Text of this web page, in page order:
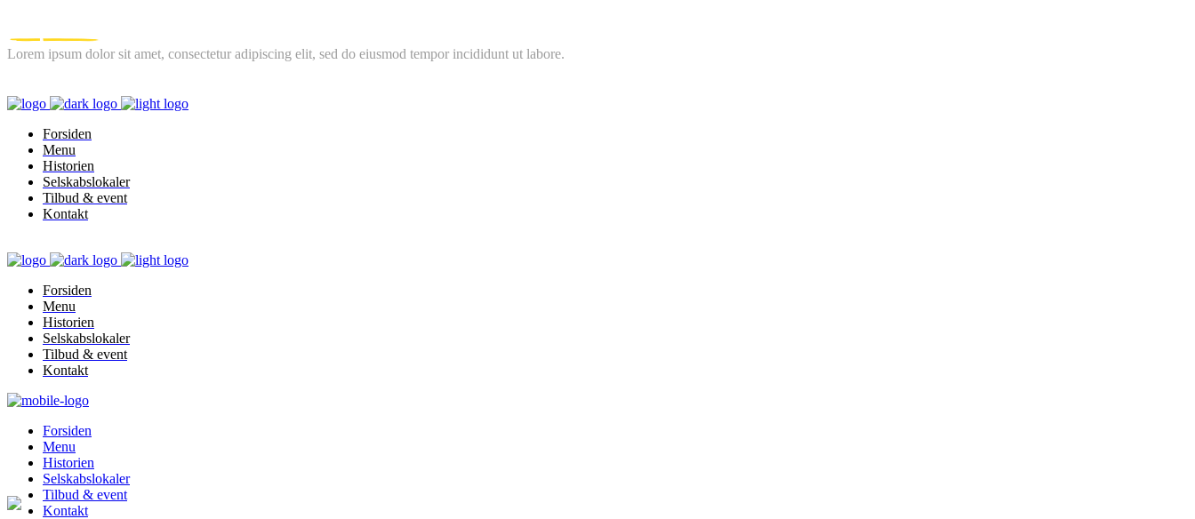
Lorem ipsum dolor sit amet, consectetur adipiscing elit, sed do eiusmod tempor incididunt ut labore.
Forsiden
Menu
Historien
Selskabslokaler
Tilbud & event
Kontakt
Forsiden
Menu
Historien
Selskabslokaler
Tilbud & event
Kontakt
Forsiden
Menu
Historien
Selskabslokaler
Tilbud & event
Kontakt